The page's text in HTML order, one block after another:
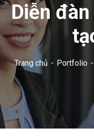
Diễn
Trang chủ Portfolio